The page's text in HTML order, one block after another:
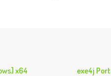
x64
exe4j